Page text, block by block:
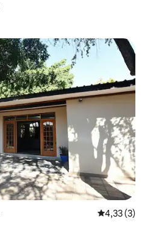
Évaluation
4,33 (3)